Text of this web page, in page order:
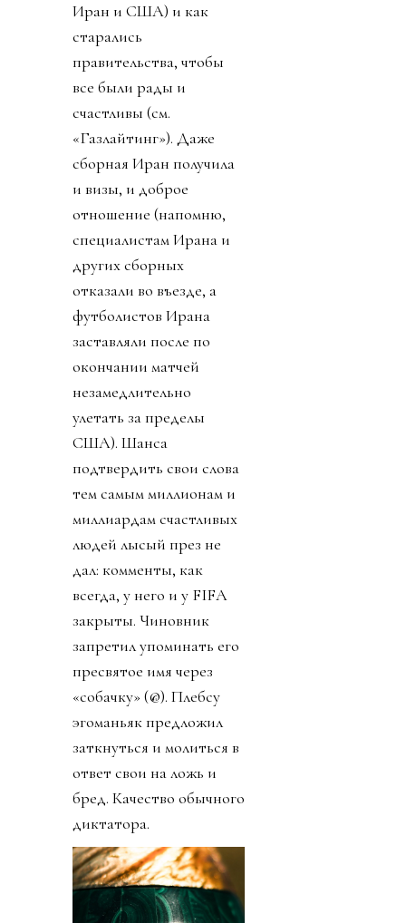
Иран и США) и как
старались
правительства, чтобы
все были рады и
счастливы (см.
«Газлайтинг»). Даже
сборная Иран получила
и визы, и доброе
отношение (напомню,
специалистам Ирана и
других сборных
отказали во въезде, а
футболистов Ирана
заставляли после по
окончании матчей
незамедлительно
улетать за пределы
США). Шанса
подтвердить свои слова
тем самым миллионам и
миллиардам счастливых
людей лысый през не
дал: комменты, как
всегда, у него и у FIFA
закрыты. Чиновник
запретил упоминать его
пресвятое имя через
«собачку» (@). Плебсу
эгоманьяк предложил
заткнуться и молиться в
ответ свои на ложь и
бред. Качество обычного
диктатора.